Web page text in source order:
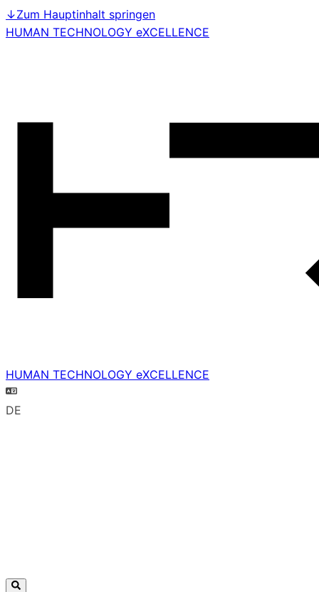
↓Zum Hauptinhalt springen
HUMAN TECHNOLOGY eXCELLENCE
HUMAN TECHNOLOGY eXCELLENCE
DE